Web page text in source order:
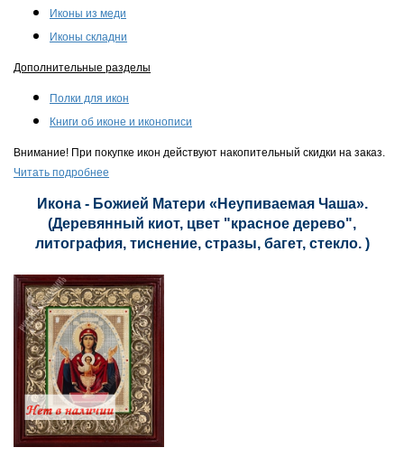
Иконы из меди
Иконы складни
Дополнительные разделы
Полки для икон
Книги об иконе и иконописи
Внимание! При покупке икон действуют накопительный скидки на заказ.
Читать подробнее
Икона - Божией Матери «Неупиваемая Чаша».
(Деревянный киот, цвет "красное дерево",
литография, тиснение, стразы, багет, стекло. )